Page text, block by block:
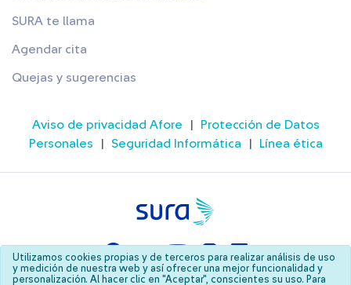
Utilizamos cookies propias y de terceros para realizar análisis de uso
y medición de nuestra web y así ofrecer una mejor funcionalidad y
personalización. Al hacer clic en "Aceptar", conscientes su uso. Para
SURA te llama
Agendar cita
Quejas y sugerencias
Aviso de privacidad Afore | Protección de Datos
Personales | Seguridad Informática | Línea ética